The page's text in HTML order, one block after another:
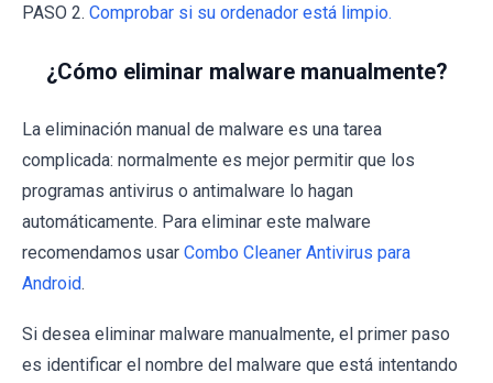
PASO 2. Comprobar si su ordenador está limpio.
¿Cómo eliminar malware manualmente?
La eliminación manual de malware es una tarea
complicada: normalmente es mejor permitir que los
programas antivirus o antimalware lo hagan
automáticamente. Para eliminar este malware
recomendamos usar Combo Cleaner Antivirus para
Android.
Si desea eliminar malware manualmente, el primer paso
es identificar el nombre del malware que está intentando